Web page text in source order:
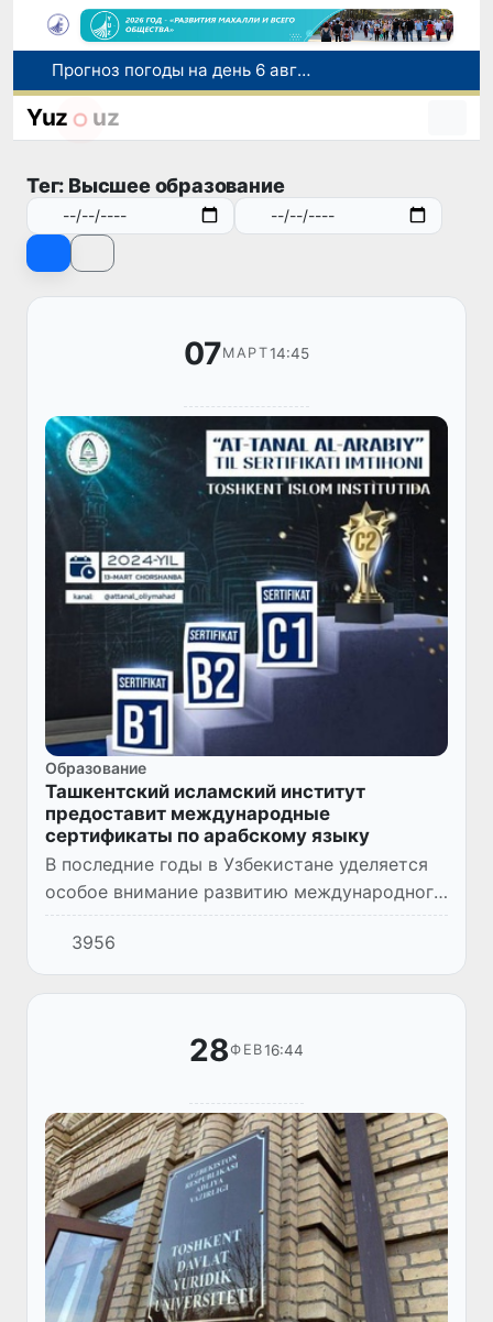
Прогноз погоды на день 6 августа
В Сырдарьинской области пресечена незаконная рыбная ловля
В Узбекистане с начала «Месячника благоустройства и милосердия в махаллях» выявлено около 350 экологических нарушений
Yuz uz
Тег: Высшее образование
07МАРТ14:45
Образование
Ташкентский исламский институт
предоставит международные
сертификаты по арабскому языку
В последние годы в Узбекистане уделяется
особое внимание развитию международного
сотрудничества во всех сферах, внедрению
передового опыта зарубежных стран.
3956
28ФЕВ16:44